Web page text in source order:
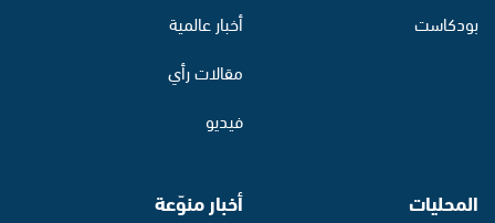
بودكاست
أخبار عالمية
مقالات رأي
فيديو
المحليات أخبار منوّعة